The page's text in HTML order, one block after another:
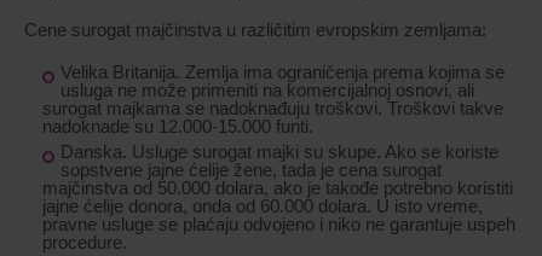
Cene surogat majčinstva u različitim evropskim zemljama:
Velika Britanija. Zemlja ima ograničenja prema kojima se
usluga ne može primeniti na komercijalnoj osnovi, ali
surogat majkama se nadoknađuju troškovi. Troškovi takve
nadoknade su 12.000-15.000 funti.
Danska. Usluge surogat majki su skupe. Ako se koriste
sopstvene jajne ćelije žene, tada je cena surogat
majčinstva od 50.000 dolara, ako je takođe potrebno koristiti
jajne ćelije donora, onda od 60.000 dolara. U isto vreme,
pravne usluge se plaćaju odvojeno i niko ne garantuje uspeh
procedure.